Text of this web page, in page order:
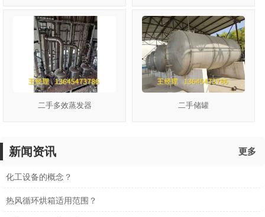
二手多效蒸发器 二手储罐
新闻资讯 更多
化工设备的概念？
热风循环烘箱适用范围？